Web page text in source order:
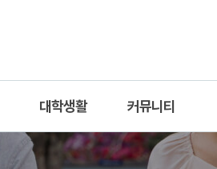
대학생활
상담신청
커뮤니티
공지사항